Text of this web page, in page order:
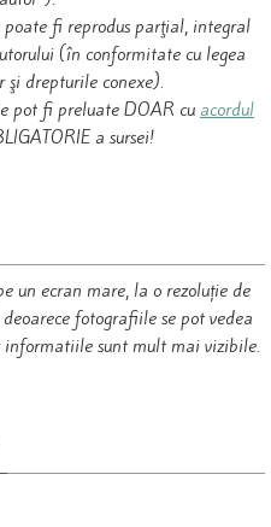
fi reprodus parţial, integral
(în conformitate cu legea
drepturile conexe).
pot fi preluate DOAR cu acordul
a sursei!
un ecran mare, la o rezoluție de
fotografiile se pot vedea
sunt mult mai vizibile.